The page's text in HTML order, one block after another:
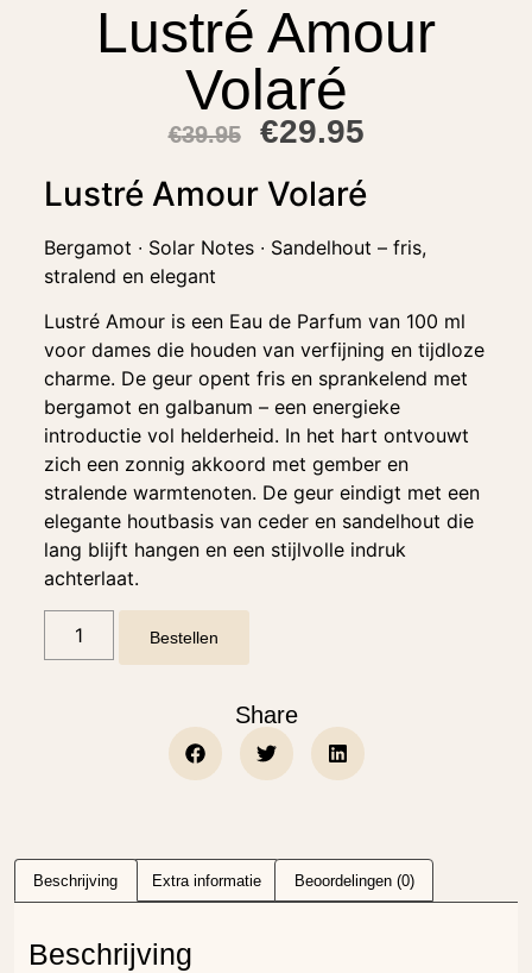
Lustré Amour
Volaré
€39.95 €29.95
Lustré Amour Volaré
Bergamot ∙ Solar Notes ∙ Sandelhout – fris,
stralend en elegant
Lustré Amour is een Eau de Parfum van 100 ml
voor dames die houden van verfijning en tijdloze
charme. De geur opent fris en sprankelend met
bergamot en galbanum – een energieke
introductie vol helderheid. In het hart ontvouwt
zich een zonnig akkoord met gember en
stralende warmtenoten. De geur eindigt met een
elegante houtbasis van ceder en sandelhout die
lang blijft hangen en een stijlvolle indruk
achterlaat.
Bestellen
Share
Beschrijving Extra informatie Beoordelingen (0)
Beschrijving